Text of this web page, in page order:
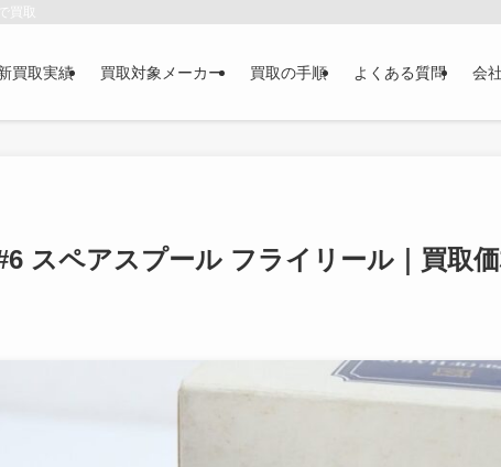
買取
買取実績 買取対象メーカー 買取の手順 よくある質問 会
スペアスプール フライリール｜買取